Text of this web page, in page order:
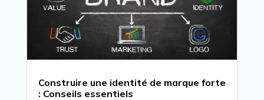
Construire une identité de marque forte
: Conseils essentiels